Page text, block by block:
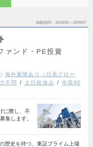
掲載期間 26/08/05～26/09/07
ァンド・PE投資
海外展開あり（日系グロー
不問 土日祝休み
年収60
に際し、不
集します。
歴史を持つ、東証プライム上場